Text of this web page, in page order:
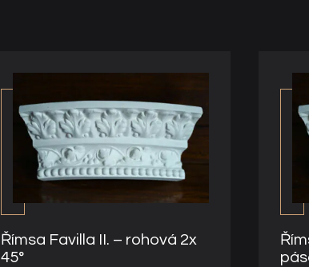
Římsa Favilla II. – rohová 2x
45°